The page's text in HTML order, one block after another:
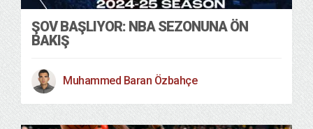
ŞOV BAŞLIYOR: NBA SEZONUNA ÖN
BAKIŞ
Muhammed Baran Özbahçe